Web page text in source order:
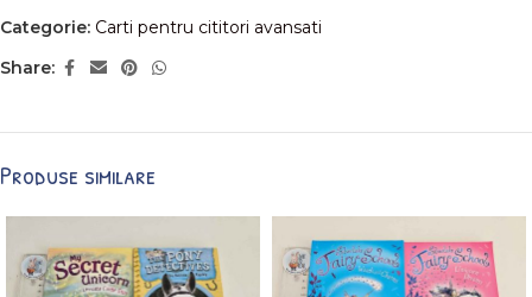
Categorie: Carti pentru cititori avansati
Share:
Produse similare